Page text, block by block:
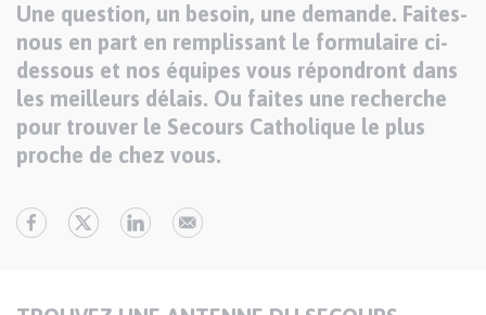
principal
Texte
Une question, un besoin, une demande. Faites-
nous en part en remplissant le formulaire ci-
dessous et nos équipes vous répondront dans
les meilleurs délais. Ou faites une recherche
pour trouver le Secours Catholique le plus
proche de chez vous.